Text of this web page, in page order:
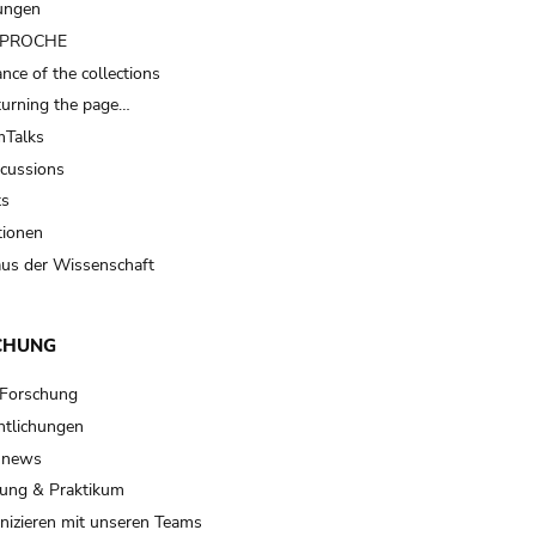
of the collections
the page…
der Wissenschaft
& Praktikum
mit unseren Teams